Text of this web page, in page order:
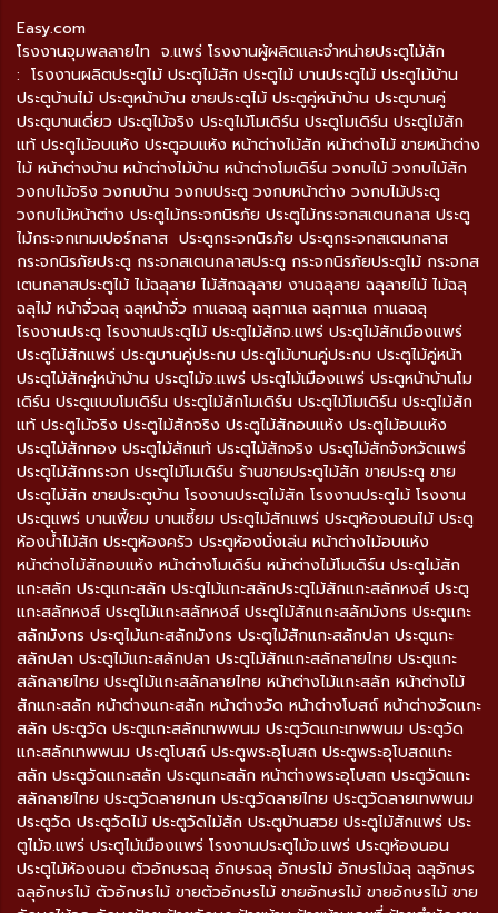
Easy.com
โรงงานจุมพลลายไท จ.แพร่ โรงงานผู้ผลิตและจำหน่ายประตูไม้สัก
: โรงงานผลิตประตูไม้ ประตูไม้สัก ประตูไม้ บานประตูไม้ ประตูไม้บ้าน
ประตูบ้านไม้ ประตูหน้าบ้าน ขายประตูไม้ ประตูคู่หน้าบ้าน ประตูบานคู่
ประตูบานเดี่ยว ประตูไม้จริง ประตูไม้โมเดิร์น ประตูโมเดิร์น ประตูไม้สัก
แท้ ประตูไม้อบแห้ง ประตูอบแห้ง หน้าต่างไม้สัก หน้าต่างไม้ ขายหน้าต่าง
ไม้ หน้าต่างบ้าน หน้าต่างไม้บ้าน หน้าต่างโมเดิร์น วงกบไม้ วงกบไม้สัก
วงกบไม้จริง วงกบบ้าน วงกบประตู วงกบหน้าต่าง วงกบไม้ประตู
วงกบไม้หน้าต่าง ประตูไม้กระจกนิรภัย ประตูไม้กระจกสเตนกลาส ประตู
ไม้กระจกเทมเปอร์กลาส ประตูกระจกนิรภัย ประตูกระจกสเตนกลาส
กระจกนิรภัยประตู กระจกสเตนกลาสประตู กระจกนิรภัยประตูไม้ กระจกส
เตนกลาสประตูไม้ ไม้ฉลุลาย ไม้สักฉลุลาย งานฉลุลาย ฉลุลายไม้ ไม้ฉลุ
ฉลุไม้ หน้าจั่วฉลุ ฉลุหน้าจั่ว กาแลฉลุ ฉลุกาแล ฉลุกาแล กาแลฉลุ
โรงงานประตู โรงงานประตูไม้ ประตูไม้สักจ.แพร่ ประตูไม้สักเมืองแพร่
ประตูไม้สักแพร่ ประตูบานคู่ประกบ ประตูไม้บานคู่ประกบ ประตูไม้คู่หน้า
ประตูไม้สักคู่หน้าบ้าน ประตูไม้จ.แพร่ ประตูไม้เมืองแพร่ ประตูหน้าบ้านโม
เดิร์น ประตูแบบโมเดิร์น ประตูไม้สักโมเดิร์น ประตูไม้โมเดิร์น ประตูไม้สัก
แท้ ประตูไม้จริง ประตูไม้สักจริง ประตูไม้สักอบแห้ง ประตูไม้อบแห้ง
ประตูไม้สักทอง ประตูไม้สักแท้ ประตูไม้สักจริง ประตูไม้สักจังหวัดแพร่
ประตูไม้สักกระจก ประตูไม้โมเดิร์น ร้านขายประตูไม้สัก ขายประตู ขาย
ประตูไม้สัก ขายประตูบ้าน โรงงานประตูไม้สัก โรงงานประตูไม้ โรงงาน
ประตูแพร่ บานเฟี้ยม บานเซี้ยม ประตูไม้สักแพร่ ประตูห้องนอนไม้ ประตู
ห้องน้ำไม้สัก ประตูห้องครัว ประตูห้องนั่งเล่น หน้าต่างไม้อบแห้ง
หน้าต่างไม้สักอบแห้ง หน้าต่างโมเดิร์น หน้าต่างไม้โมเดิร์น ประตูไม้สัก
แกะสลัก ประตูแกะสลัก ประตูไม้แกะสลักประตูไม้สักแกะสลักหงส์ ประตู
แกะสลักหงส์ ประตูไม้แกะสลักหงส์ ประตูไม้สักแกะสลักมังกร ประตูแกะ
สลักมังกร ประตูไม้แกะสลักมังกร ประตูไม้สักแกะสลักปลา ประตูแกะ
สลักปลา ประตูไม้แกะสลักปลา ประตูไม้สักแกะสลักลายไทย ประตูแกะ
สลักลายไทย ประตูไม้แกะสลักลายไทย หน้าต่างไม้แกะสลัก หน้าต่างไม้
สักแกะสลัก หน้าต่างแกะสลัก หน้าต่างวัด หน้าต่างโบสถ์ หน้าต่างวัดแกะ
สลัก ประตูวัด ประตูแกะสลักเทพพนม ประตูวัดแกะเทพพนม ประตูวัด
แกะสลักเทพพนม ประตูโบสถ์ ประตูพระอุโบสถ ประตูพระอุโบสถแกะ
สลัก ประตูวัดแกะสลัก ประตูแกะสลัก หน้าต่างพระอุโบสถ ประตูวัดแกะ
สลักลายไทย ประตูวัดลายกนก ประตูวัดลายไทย ประตูวัดลายเทพพนม
ประตูวัด ประตูวัดไม้ ประตูวัดไม้สัก ประตูบ้านสวย ประตูไม้สักแพร่ ประ
ตูไม้จ.แพร่ ประตูไม้เมืองแพร่ โรงงานประตูไม้จ.แพร่ ประตูห้องนอน
ประตูไม้ห้องนอน ตัวอักษรฉลุ อักษรฉลุ อักษรไม้ อักษรไม้ฉลุ ฉลุอักษร
ฉลุอักษรไม้ ตัวอักษรไม้ ขายตัวอักษรไม้ ขายอักษรไม้ ขายอักษรไม้ ขาย